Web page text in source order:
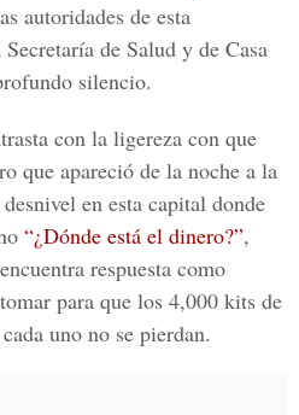
autoridades de esta
de Salud y de Casa
silencio.
con la ligereza con que
que apareció de la noche a la
en esta capital donde
“¿Dónde está el dinero?”,
respuesta como
para que los 4,000 kits de
uno no se pierdan.